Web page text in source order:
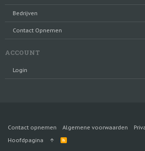
Bedrijven
Contact Opnemen
ACCOUNT
Login
Contact opnemen Algemene voorwaarden
Hoofdpagina
R